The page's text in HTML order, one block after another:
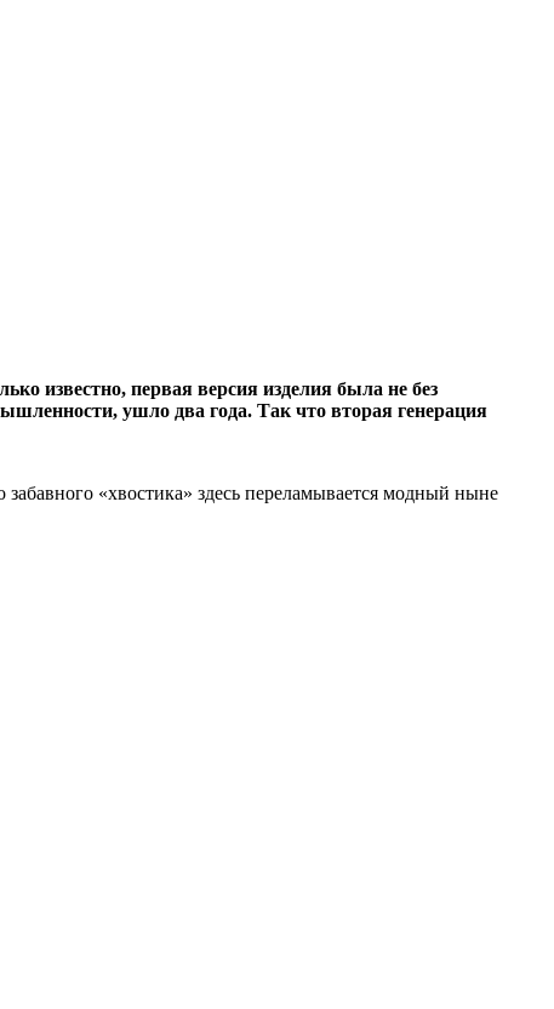
известно, первая версия изделия была не без
ушло два года. Так что вторая генерация
«хвостика» здесь переламывается модный ныне